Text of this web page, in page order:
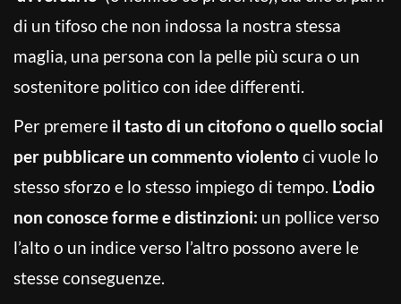
di un tifoso che non indossa la nostra stessa
maglia, una persona con la pelle più scura o un
sostenitore politico con idee differenti.
Per premere il tasto di un citofono o quello social
per pubblicare un commento violentoci vuole lo
stesso sforzo e lo stesso impiego di tempo. L’odio
non conosce forme e distinzioni: un pollice verso
l’alto o un indice verso l’altro possono avere le
stesse conseguenze.